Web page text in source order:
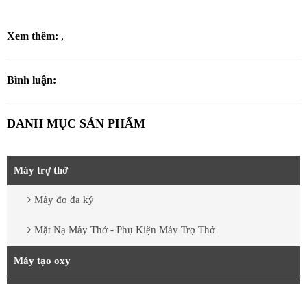
Xem thêm: ,
Bình luận:
DANH MỤC SẢN PHẨM
Máy trợ thở
Máy đo đa ký
Mặt Nạ Máy Thở - Phụ Kiện Máy Trợ Thở
Máy tạo oxy